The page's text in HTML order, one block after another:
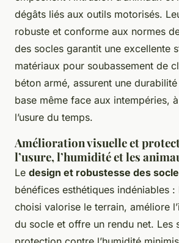
dégâts liés aux outils motorisés.
robuste et conforme aux normes
des socles garantit une excellente
matériaux pour soubassement de
béton armé, assurent une
base même face aux intempéries,
l’usure du temps.
Amélioration visuelle et
l’usure, l’humidité et les
Le design et robustesse des
bénéfices esthétiques indéniables
choisi valorise le terrain, améliore
du socle et offre un rendu net. Les